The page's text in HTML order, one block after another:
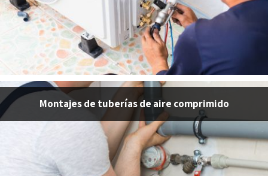
Montajes de tuberías de aire comprimido